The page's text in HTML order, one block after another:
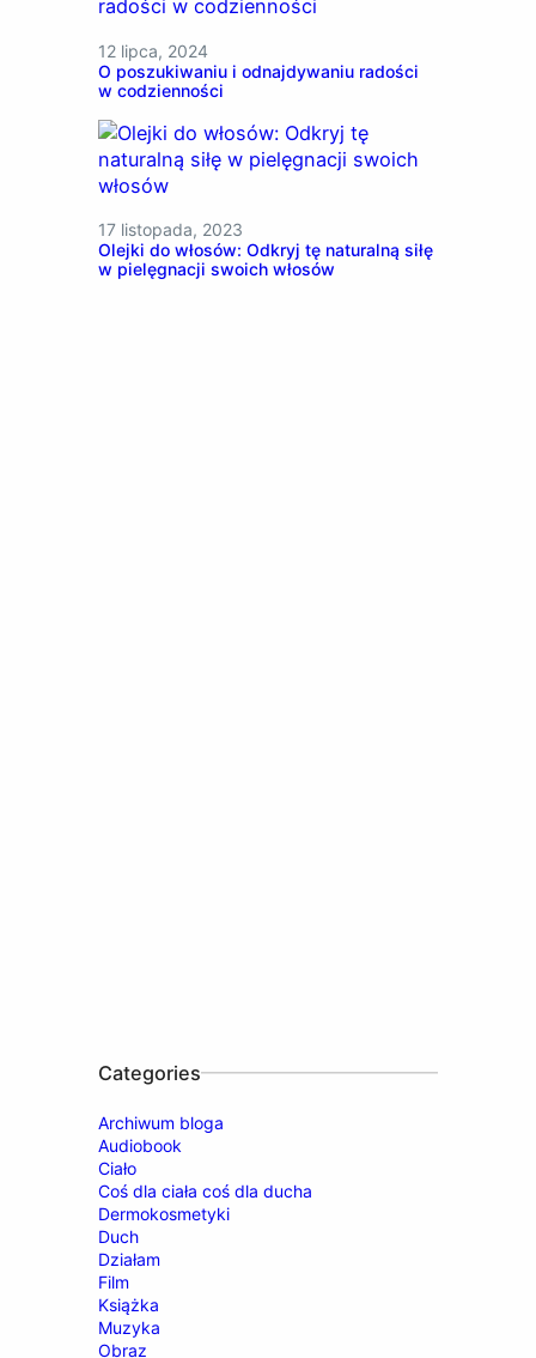
12 lipca, 2024
O poszukiwaniu i odnajdywaniu radości
w codzienności
17 listopada, 2023
Olejki do włosów: Odkryj tę naturalną siłę
w pielęgnacji swoich włosów
Categories
Archiwum bloga
Audiobook
Ciało
Coś dla ciała coś dla ducha
Dermokosmetyki
Duch
Działam
Film
Książka
Muzyka
Obraz